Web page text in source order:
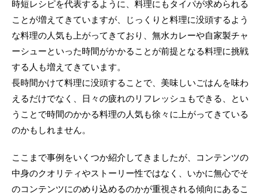
時短レシピを代表するように、料理にもタイパが求められる
ことが増えてきていますが、じっくりと料理に没頭するよう
な料理の人気も上がってきており、無水カレーや自家製チャ
ーシューといった時間がかかることが前提となる料理に挑戦
する人も増えてきています。
長時間かけて料理に没頭することで、美味しいごはんを味わ
えるだけでなく、日々の疲れのリフレッシュもできる、とい
うことで時間のかかる料理の人気も徐々に上がってきている
のかもしれません。
ここまで事例をいくつか紹介してきましたが、コンテンツの
中身のクオリティやストーリー性ではなく、いかに無心でそ
のコンテンツにのめり込めるのかが重視される傾向にあるこ